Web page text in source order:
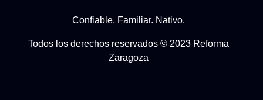
Confiable. Familiar. Nativo.
Todos los derechos reservados © 2023 Reforma
Zaragoza